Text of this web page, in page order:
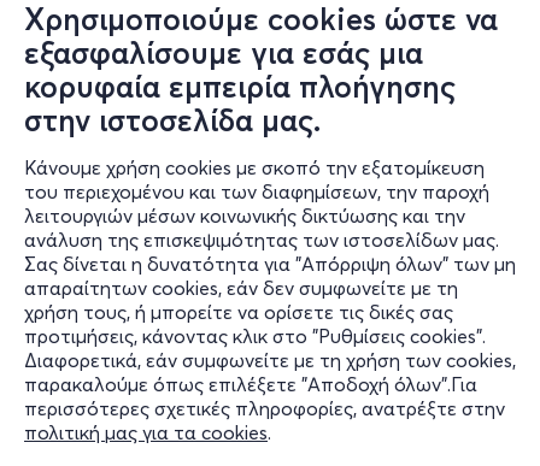
Χρησιμοποιούμε cookies ώστε να
εξασφαλίσουμε για εσάς μια
κορυφαία εμπειρία πλοήγησης
στην ιστοσελίδα μας.
Κάνουμε χρήση cookies με σκοπό την εξατομίκευση
του περιεχομένου και των διαφημίσεων, την παροχή
λειτουργιών μέσων κοινωνικής δικτύωσης και την
ανάλυση της επισκεψιμότητας των ιστοσελίδων μας.
Σας δίνεται η δυνατότητα για "Απόρριψη όλων" των μη
απαραίτητων cookies, εάν δεν συμφωνείτε με τη
χρήση τους, ή μπορείτε να ορίσετε τις δικές σας
προτιμήσεις, κάνοντας κλικ στο "Ρυθμίσεις cookies".
Διαφορετικά, εάν συμφωνείτε με τη χρήση των cookies,
παρακαλούμε όπως επιλέξετε "Αποδοχή όλων".Για
περισσότερες σχετικές πληροφορίες, ανατρέξτε στην
πολιτική μας για τα cookies.
Πληροφορίες
Υποστήριξη
Stay Connected